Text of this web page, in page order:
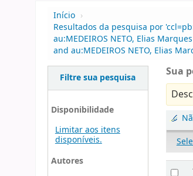
Início ›
Resultados da pesquisa por
au:MEDEIROS NETO, Elias
and au:MEDEIROS NETO, Elias
Filtre sua pesquisa
Disponibilidade
Limitar aos itens
disponíveis.
Autores
Sua